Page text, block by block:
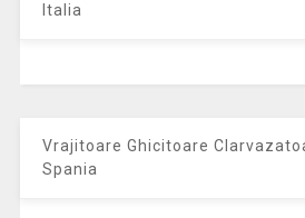
Italia
Vrajitoare Ghicitoare
Spania